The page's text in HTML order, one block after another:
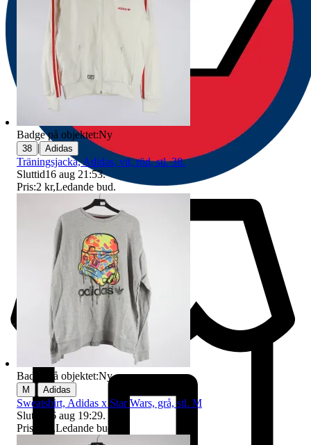
Badge på objektet:Ny
38 | Adidas
Träningsjacka, Adidas, vit, röd, stl. 38.
Sluttid16 aug 21:53.
Pris:2 kr,Ledande bud.
Badge på objektet:Ny
M Adidas
Sweatshirt, Adidas x Star Wars, grå, stl. M
Sluttid
16 aug 19:29.
Pris:
,Ledande bud